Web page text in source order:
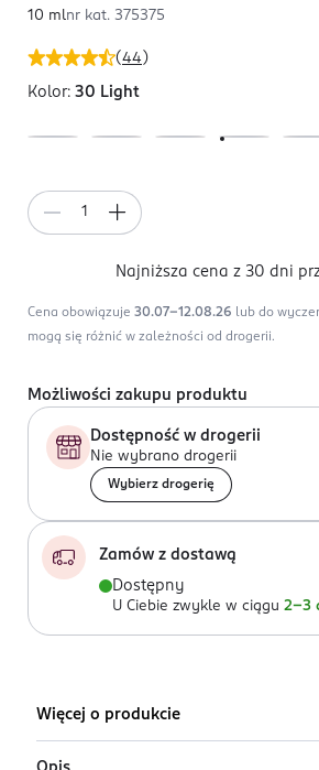
(44 )
10 mlnr kat. 375375
Kolor: 30 Light
Najniższa cena z 30 dni
Cena obowiązuje 30.07-12.08.26 lub do
mogą się różnić w zależności od drogerii.
Możliwości zakupu produktu
Dostępność w drogerii
Nie wybrano drogerii
Wybierz drogerię
Zamów z dostawą
Dostępny
U Ciebie zwykle w ciągu 2-3
Więcej o produkcie